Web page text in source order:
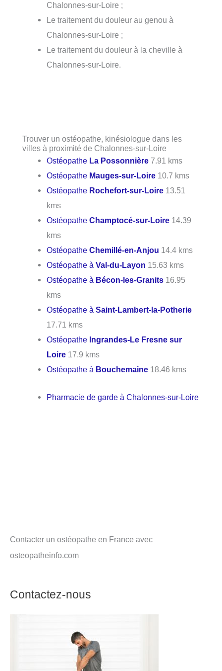
Chalonnes-sur-Loire ;
Le traitement du douleur au genou à
Chalonnes-sur-Loire ;
Le traitement du douleur à la cheville à
Chalonnes-sur-Loire.
Trouver un ostéopathe, kinésiologue dans les
villes à proximité de Chalonnes-sur-Loire
Ostéopathe La Possonnière 7.91 kms
Ostéopathe Mauges-sur-Loire 10.7 kms
Ostéopathe Rochefort-sur-Loire 13.51
kms
OstéopatheChamptocé-sur-Loire 14.39
kms
OstéopatheChemillé-en-Anjou 14.4 kms
Ostéopathe àVal-du-Layon 15.63 kms
Ostéopathe à Bécon-les-Granits 16.95
kms
Ostéopathe àSaint-Lambert-la-Potherie
17.71 kms
Ostéopathe Ingrandes-Le Fresne sur
Loire 17.9 kms
Ostéopathe à Bouchemaine 18.46 kms
Pharmacie de garde à Chalonnes-sur-Loire
Contacter un ostéopathe en France avec
osteopatheinfo.com
Contactez-nous